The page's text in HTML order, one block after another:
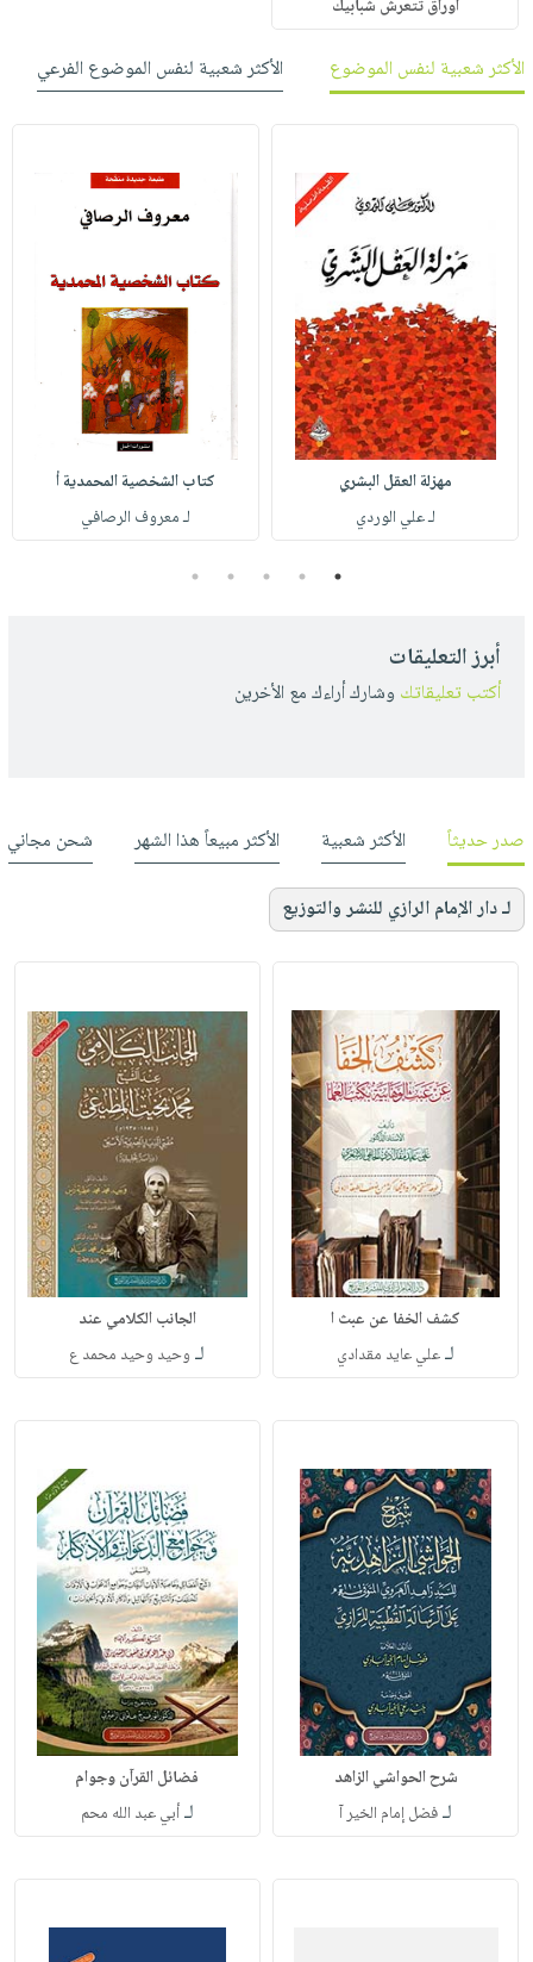
أوراق تتعرش شبابيك
الأكثر شعبية لنفس الموضوع الأكثر شعبية لنفس الموضوع الفرعي
مهزلة العقل البشري
لـ علي الوردي
كتاب الشخصية المحمدية أ
لـ معروف الرصافي
1
2
3
4
5
أبرز التعليقات
أكتب تعليقاتك وشارك أراءك مع الأخرين
صدر حديثاً الأكثر شعبية الأكثر مبيعاً هذا الشهر شحن مجاني
لـ دار الإمام الرازي للنشر والتوزيع
كشف الخفا عن عبث ا
لـعلي عايد مقدادي
الجانب الكلامي عند
لـ وحيد وحيد محمد ع
شرح الحواشي الزاهد
لـفضل إمام الخير آ
فضائل القرآن وجوام
لـأبي عبد الله محم